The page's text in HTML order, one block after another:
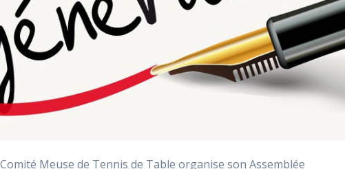
Meuse de Tennis de Table organise son Assemblée